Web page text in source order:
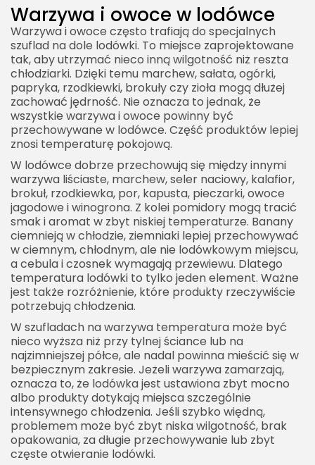
Warzywa i owoce w lodówce
Warzywa i owoce często trafiają do specjalnych
szuflad na dole lodówki. To miejsce zaprojektowane
tak, aby utrzymać nieco inną wilgotność niż reszta
chłodziarki. Dzięki temu marchew, sałata, ogórki,
papryka, rzodkiewki, brokuły czy zioła mogą dłużej
zachować jędrność. Nie oznacza to jednak, że
wszystkie warzywa i owoce powinny być
przechowywane w lodówce. Część produktów lepiej
znosi temperaturę pokojową.
W lodówce dobrze przechowują się między innymi
warzywa liściaste, marchew, seler naciowy, kalafior,
brokuł, rzodkiewka, por, kapusta, pieczarki, owoce
jagodowe i winogrona. Z kolei pomidory mogą tracić
smak i aromat w zbyt niskiej temperaturze. Banany
ciemnieją w chłodzie, ziemniaki lepiej przechowywać
w ciemnym, chłodnym, ale nie lodówkowym miejscu,
a cebula i czosnek wymagają przewiewu. Dlatego
temperatura lodówki to tylko jeden element. Ważne
jest także rozróżnienie, które produkty rzeczywiście
potrzebują chłodzenia.
W szufladach na warzywa temperatura może być
nieco wyższa niż przy tylnej ściance lub na
najzimniejszej półce, ale nadal powinna mieścić się w
bezpiecznym zakresie. Jeżeli warzywa zamarzają,
oznacza to, że lodówka jest ustawiona zbyt mocno
albo produkty dotykają miejsca szczególnie
intensywnego chłodzenia. Jeśli szybko więdną,
problemem może być zbyt niska wilgotność, brak
opakowania, za długie przechowywanie lub zbyt
częste otwieranie lodówki.